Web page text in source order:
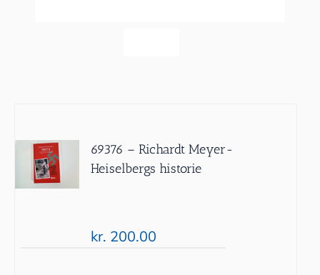
69376 – Richardt Meyer-
Heiselbergs historie
kr. 200.00